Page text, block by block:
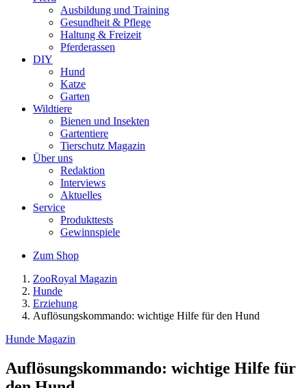
Ausbildung und Training
Gesundheit & Pflege
Haltung & Freizeit
Pferderassen
DIY
Hund
Katze
Garten
Wildtiere
Bienen und Insekten
Gartentiere
Tierschutz Magazin
Über uns
Redaktion
Interviews
Aktuelles
Service
Produkttests
Gewinnspiele
Zum Shop
ZooRoyal Magazin
Hunde
Erziehung
Auflösungskommando: wichtige Hilfe für den Hund
Hunde Magazin
Auflösungskommando: wichtige Hilfe für